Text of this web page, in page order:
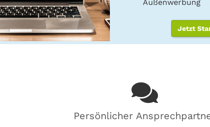
Außenwerbung
Jetzt
Persönlicher